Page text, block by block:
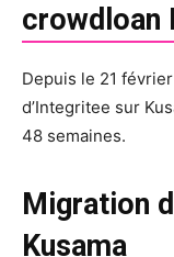
crowdloan
Depuis le 21
d’Integritee sur
48 semaines.
Migration
Kusama